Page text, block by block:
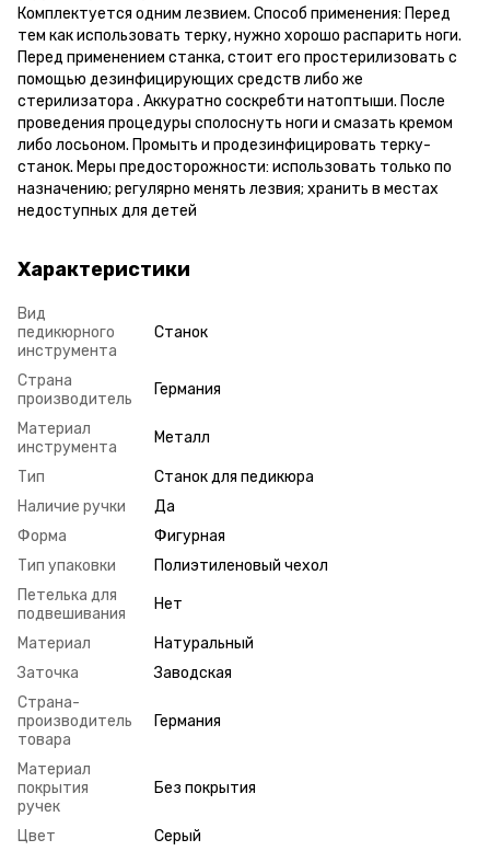
Комплектуется одним лезвием. Способ применения: Перед
тем как использовать терку, нужно хорошо распарить ноги.
Перед применением станка, стоит его простерилизовать с
помощью дезинфицирующих средств либо же
стерилизатора . Аккуратно соскребти натоптыши. После
проведения процедуры сполоснуть ноги и смазать кремом
либо лосьоном. Промыть и продезинфицировать терку-
станок. Меры предосторожности: использовать только по
назначению; регулярно менять лезвия; хранить в местах
недоступных для детей
Характеристики
Вид
педикюрного
инструмента
Станок
Страна
производитель
Германия
Материал
инструмента
Металл
Тип
Станок для педикюра
Наличие ручки
Да
Форма
Фигурная
Тип упаковки
Полиэтиленовый чехол
Петелька для
подвешивания
Нет
Материал
Натуральный
Заточка
Заводская
Страна-
производитель
товара
Германия
Материал
покрытия
ручек
Без покрытия
Цвет
Серый